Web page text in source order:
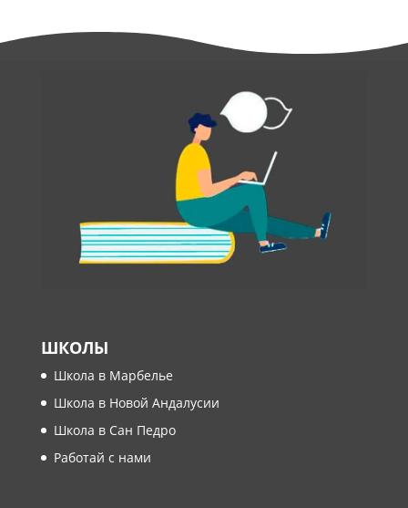
ШКОЛЫ
Школа в Марбелье
Школа в Новой Андалусии
Школа в Сан Педро
Работай с нами